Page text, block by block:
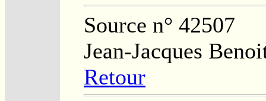
Source n° 42507
Jean-Jacques
Retour